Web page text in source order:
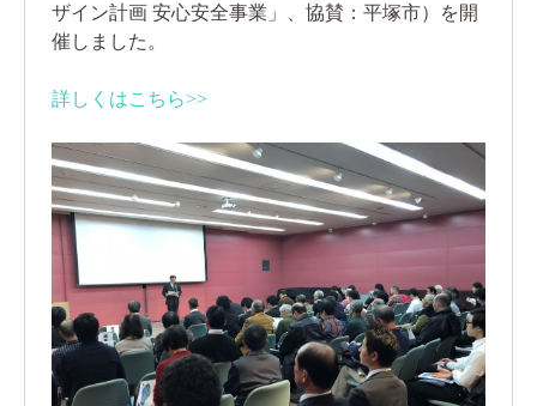
ザイン計画 安心安全事業」、協賛：平塚市）を開
催しました。
詳しくはこちら>>